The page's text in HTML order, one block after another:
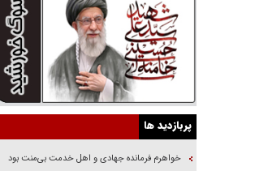
پربازدید ها
خواهرم فرمانده جهادی و اهل خدمت بی‌منت بود